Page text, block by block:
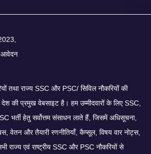
तथा राज्य SSC और PSC/ सिविल नौकरियों की
देश की प्रमुख वेबसाइट है। हम उम्मीदवारों के लिए SSC,
भर्ती हेतु सर्वोत्तम संसाधन लाते हैं, जिसमें अधिसूचना,
वेतन और तैयारी रणनीतियाँ, कैप्सूल, विषय वार नोट्स,
राज्य एवं राष्ट्रीय SSC और PSC नौकरियों से